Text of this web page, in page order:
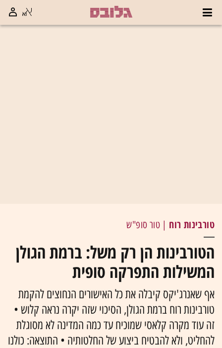
טורבינות רוח | טור סופ"ש
הטורבינות הן רק משל: ברמת הגולן
המשילות התפרקה סופית
אף שאנרג'יקס קיבלה את כל האישורים הנחוצים להקמת
טורבינות רוח ברמת הגולן, הסיכוי שזה יקרה נראה קלוש •
זה עוד מקרה קלאסי שמוכיח עד כמה המדינה לא מסוגלת
להחליט, ולא להבטיח ביצוע של החלטותיה • התוצאה: כולנו